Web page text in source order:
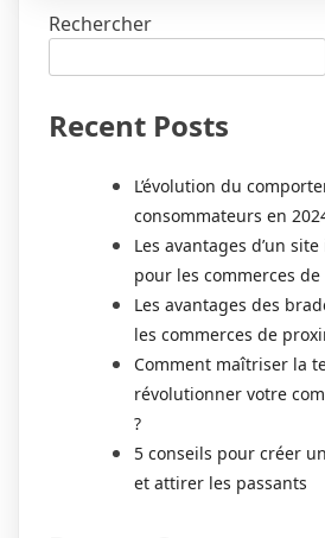
Rechercher
Recent Posts
L’évolution du
consommateurs en
Les avantages d’un
pour les commerces
Les avantages des
les commerces de
Comment maîtriser la
révolutionner votre
?
5 conseils pour créer
et attirer les passants